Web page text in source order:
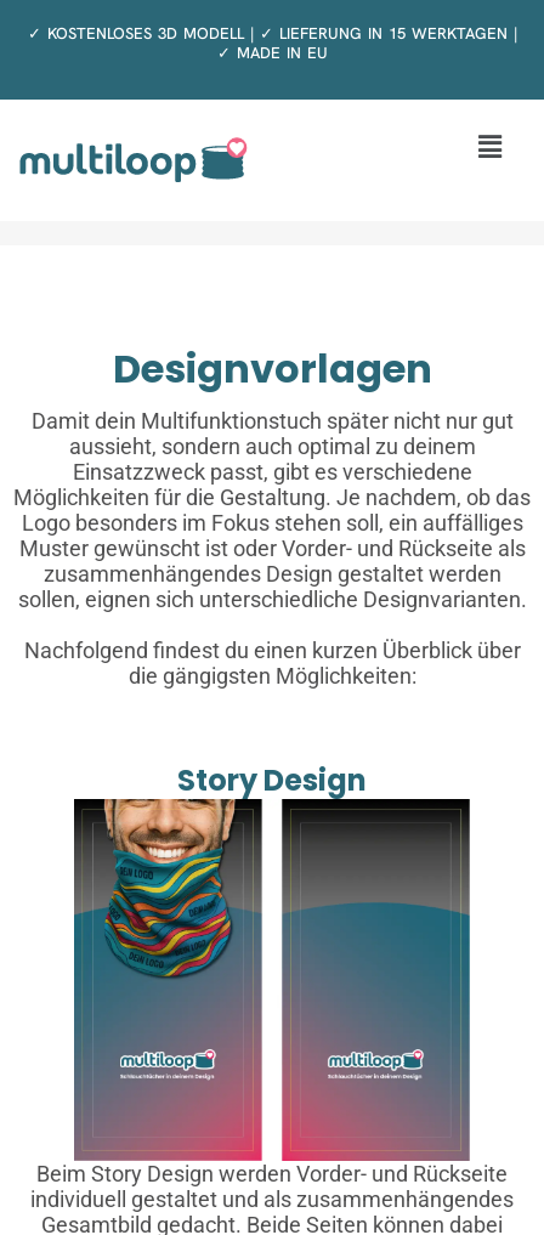
Inhalt✓ KOSTENLOSES 3D MODELL | ✓ LIEFERUNG IN 15 WERKTAGEN |
✓ MADE IN EU
Menü
Designvorlagen
Damit dein Multifunktionstuch später nicht nur gut
aussieht, sondern auch optimal zu deinem
Einsatzzweck passt, gibt es verschiedene
Möglichkeiten für die Gestaltung. Je nachdem, ob das
Logo besonders im Fokus stehen soll, ein auffälliges
Muster gewünscht ist oder Vorder- und Rückseite als
zusammenhängendes Design gestaltet werden
sollen, eignen sich unterschiedliche Designvarianten.
Nachfolgend findest du einen kurzen Überblick über
die gängigsten Möglichkeiten:
Story Design
Beim Story Design werden Vorder- und Rückseite
individuell gestaltet und als zusammenhängendes
Gesamtbild gedacht. Beide Seiten können dabei